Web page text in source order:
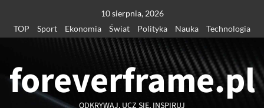
treści
10 sierpnia, 2026
TOP
Sport Ekonomia Świat Polityka Nauka Technologia
foreverframe.pl
ODKRYWAJ, UCZ SIĘ, INSPIRUJ